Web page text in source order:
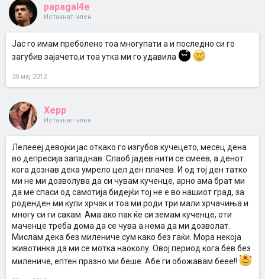
papagal4e
Истакнат член
Јас го имам преболено тоа многупати а и последно си го
загубив зајачето,и тоа утка ми го удавила
30 мај 2012
Xepp
Истакнат член
Лелеееј девојки јас откако го изгубов кучецето, месец дена
во депресија западнав. Слаоб јадев нити се смеев, а денот
кога дознав дека умрело цел ден плачев. И од тој ден татко
ми не ми дозволува да си чувам кученце, арно ама брат ми
да ме спаси од самотија бидејќи тој не е во нашиот град, за
роденден ми купи хрчак и тоа ми роди три мали хрчачиња и
многу си ги сакам. Ама ако пак ќе си земам кученце, оти
маченце треба дома да се чува а нема да ми дозволат.
Мислам дека без милениче сум како без гаќи. Мора некоја
животинка да ми се мотка наоколу. Овој период кога бев без
милениче, ептен празно ми беше. Абе ги обожавам беее!!